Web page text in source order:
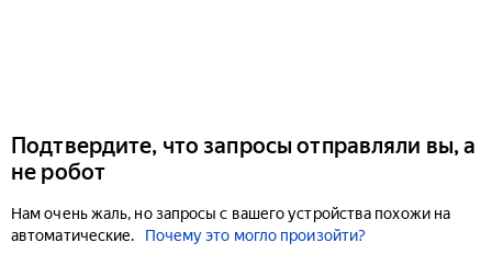
Подтвердите, что запросы отправляли вы, а
не робот
Нам очень жаль, но запросы с вашего устройства похожи на
автоматические.
Почему это могло произойти?